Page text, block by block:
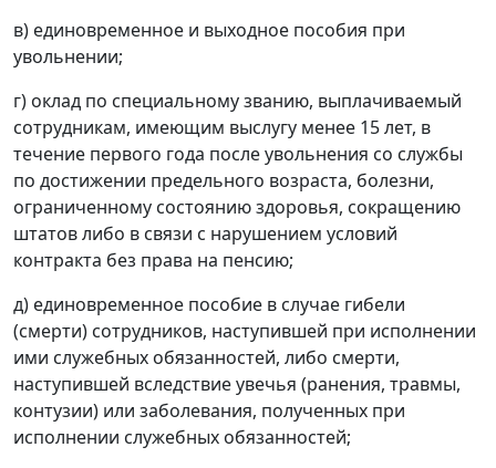
в) единовременное и выходное пособия при
увольнении;
г) оклад по специальному званию, выплачиваемый
сотрудникам, имеющим выслугу менее 15 лет, в
течение первого года после увольнения со службы
по достижении предельного возраста, болезни,
ограниченному состоянию здоровья, сокращению
штатов либо в связи с нарушением условий
контракта без права на пенсию;
д) единовременное пособие в случае гибели
(смерти) сотрудников, наступившей при исполнении
ими служебных обязанностей, либо смерти,
наступившей вследствие увечья (ранения, травмы,
контузии) или заболевания, полученных при
исполнении служебных обязанностей;